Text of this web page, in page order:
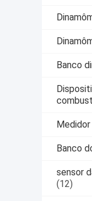
Banco
Banco
sensor
(12)